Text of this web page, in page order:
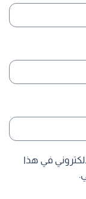
في هذا